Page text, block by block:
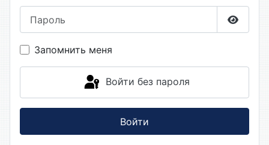
Запомнить меня
Войти без пароля
Войти